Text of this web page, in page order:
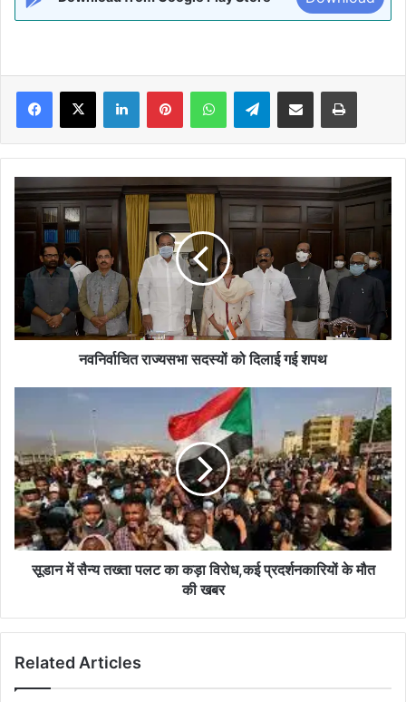
Facebook
X LinkedInPinterestWhatsAppTelegramShare via Email Print
नवनिर्वाचित
राज्यसभा
सदस्यों
गई
शपथ
नवनिर्वाचित राज्यसभा सदस्यों को दिलाई गई शपथ
तख्ता
पलट
का
कड़ा
विरोध,कई
प्रदर्शनकारियों
सूडान में सैन्य तख्ता पलट का कड़ा विरोध,कई प्रदर्शनकारियों के मौत
की खबर
Related Articles